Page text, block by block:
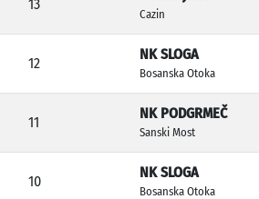
13
Cazin
12
NK SLOGA
Bosanska Otoka
11
NK PODGRMEČ
Sanski Most
10
NK SLOGA
Bosanska Otoka